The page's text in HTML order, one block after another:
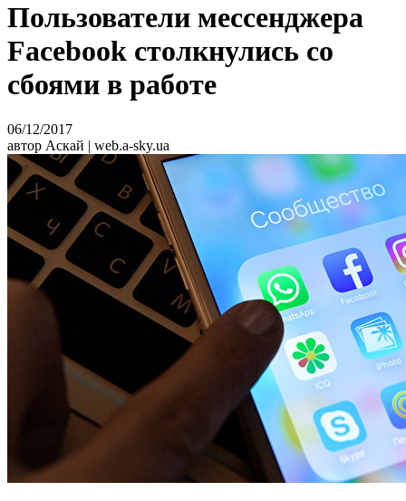
Пользователи мессенджера
Facebook столкнулись со
сбоями в работе
06/12/2017
автор Аскай | web.a-sky.ua